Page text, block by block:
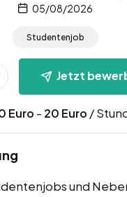
05/08/2026
Studentenjob
Jetzt
Euro - 20 Euro /
und